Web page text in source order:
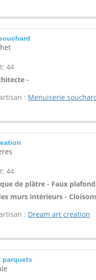
44
-
: Menuiserie
44
de plâtre - Faux
murs intérieurs -
: Dream art creation
parquets